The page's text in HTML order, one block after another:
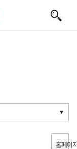
홈페이